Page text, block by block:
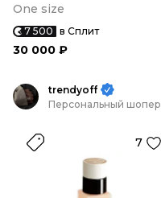
One size
7 500 в Сплит
30 000 ₽
trendyoff
Персональный шопер
7